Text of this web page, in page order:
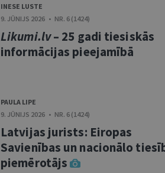
INESE LUSTE
9. JŪNIJS 2026 • NR. 6 (1424)
Likumi.lv– 25 gadi tiesiskās
informācijas pieejamībā
PAULA LIPE
9. JŪNIJS 2026 • NR. 6 (1424)
Latvijas jurists: Eiropas
Savienības un nacionālo
piemērotājs